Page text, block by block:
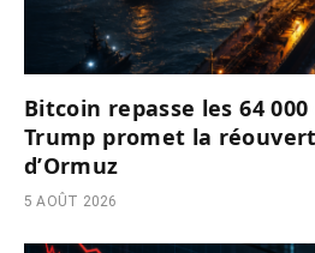
Bitcoin repasse les 64
Trump promet la
d’Ormuz
5 AOÛT 2026